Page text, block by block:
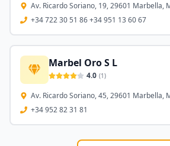
Av. Ricardo Soriano, 19, 29601 Marbella,
+34 722 30 51 86 +34 951 13 60 67
Marbel Oro S L
4.0 (1)
Av. Ricardo Soriano, 45, 29601 Marbella,
+34 952 82 31 81